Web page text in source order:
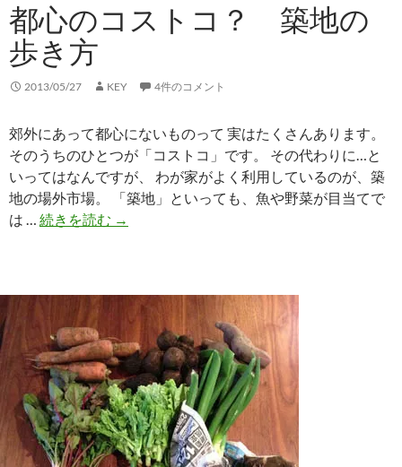
都心のコストコ？ 築地の
歩き方
2013/05/27 KEY 4件のコメント
郊外にあって都心にないものって 実はたくさんあります。
そのうちのひとつが「コストコ」です。 その代わりに…と
いってはなんですが、 わが家がよく利用しているのが、築
地の場外市場。 「築地」といっても、魚や野菜が目当てで
は … 続きを読む 都
コ？
築
地
の
歩
き
→